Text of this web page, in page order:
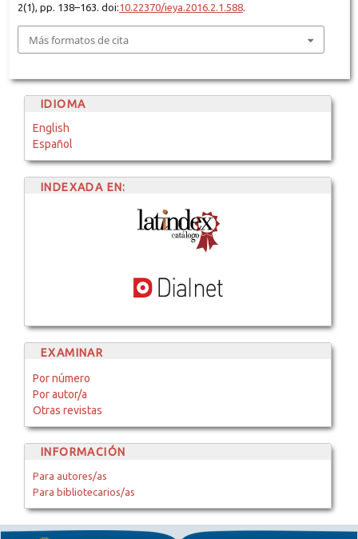
2(1), pp. 138–163. doi:10.22370/ieya.2016.2.1.588.
Más formatos de cita
IDIOMA
English
Español
INDEXADA EN:
EXAMINAR
Por número
Por autor/a
Otras revistas
INFORMACIÓN
Para autores/as
Para bibliotecarios/as